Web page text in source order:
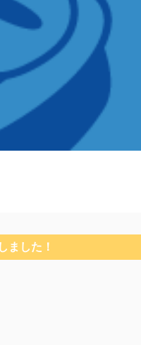
ました！